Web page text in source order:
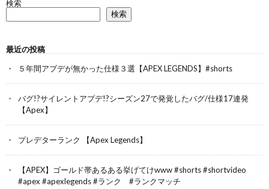
検索
検索
最近の投稿
５年間アプデが無かった仕様３選【APEX LEGENDS】#shorts
バグ!?サイレントアプデ!?シーズン27で発覚したバグ/仕様17連発
【Apex】
プレデターランク 【Apex Legends】
【APEX】ゴールド帯あるある挙げてけwww #shorts #shortvideo
#apex #apexlegends #ランク #ランクマッチ